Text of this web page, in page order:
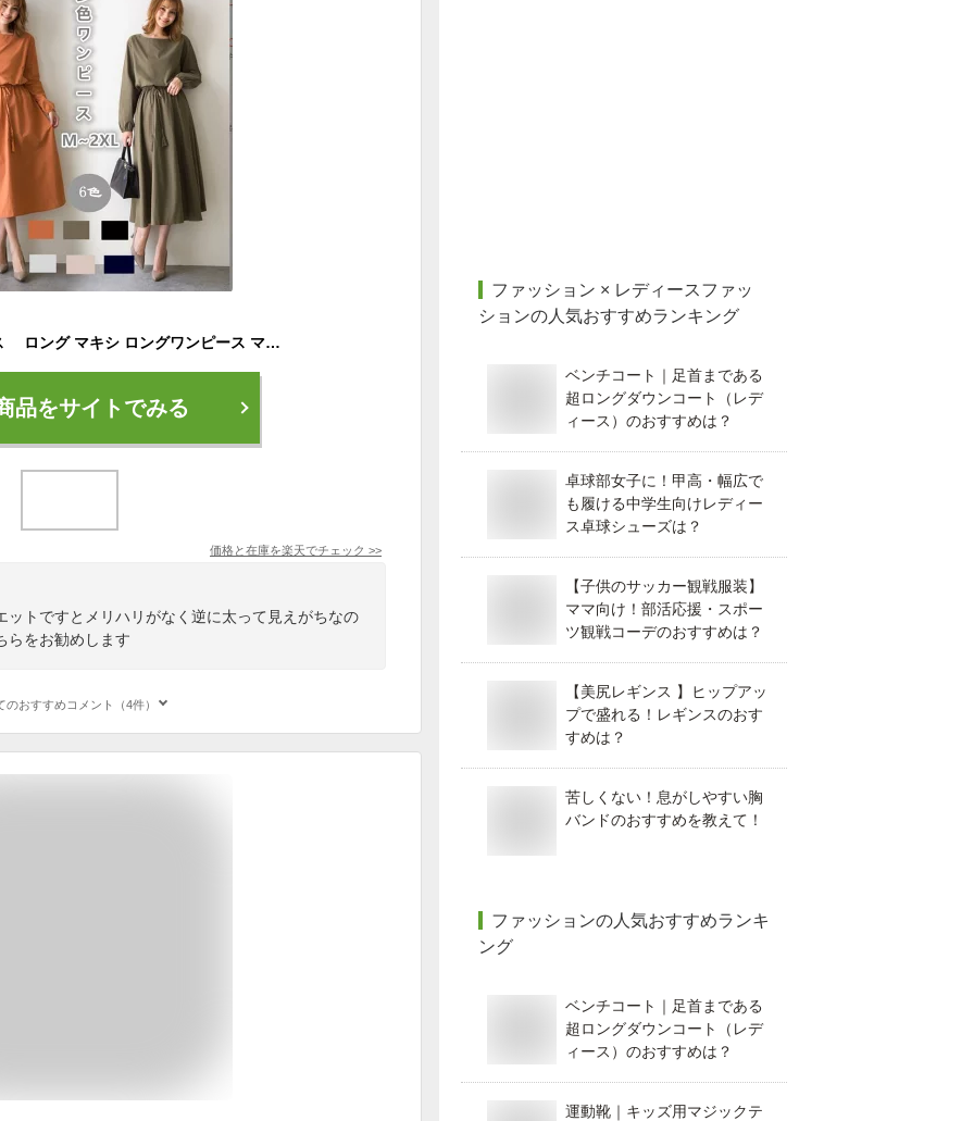
春夏新作 レディース ロング マキシ ロングワンピース マキシワンピース シャーリング ワンピース レディース ブラック ロング 大きいサイズ おしゃれ Aライン 長袖 おしゃれ シフォン 通勤 入園式 卒業式 痩せて見える 女性らしい美しいシルエットを映し出します
品をサイトでみる
価格と在庫を楽天でチェック >>
ットですとメリハリがなく逆に太って見えがちなの
らをお勧めします
のおすすめコメント（4件）
ファッション × レディースファッ
ションの人気おすすめランキング
ベンチコート｜足首まである
超ロングダウンコート（レデ
ィース）のおすすめは？
卓球部女子に！甲高・幅広で
も履ける中学生向けレディー
ス卓球シューズは？
【子供のサッカー観戦服装】
ママ向け！部活応援・スポー
ツ観戦コーデのおすすめは？
【美尻レギンス 】ヒップアッ
プで盛れる！レギンスのおす
すめは？
苦しくない！息がしやすい胸
バンドのおすすめを教えて！
ファッションの人気おすすめランキ
ング
ベンチコート｜足首まである
超ロングダウンコート（レデ
ィース）のおすすめは？
運動靴｜キッズ用マジックテ